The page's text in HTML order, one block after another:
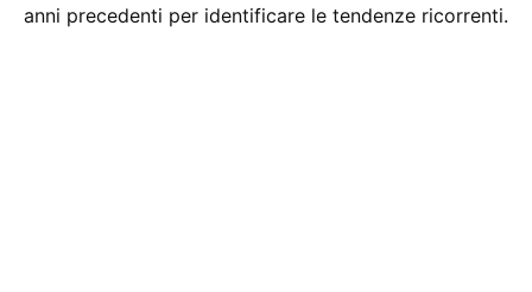
anni precedenti per identificare le tendenze ricorrenti.